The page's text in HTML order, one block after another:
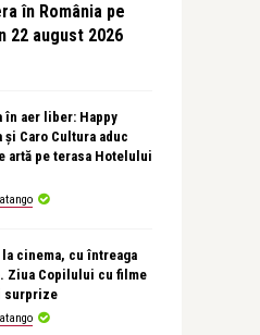
în România pe
22 august 2026
în aer liber: Happy
și Caro Cultura aduc
artă pe terasa Hotelului
cinema, cu întreaga
Ziua Copilului cu filme
surprize